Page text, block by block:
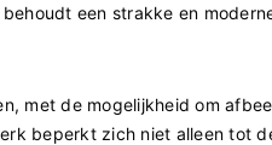
een strakke en
met de mogelijkheid om
beperkt zich niet alleen tot